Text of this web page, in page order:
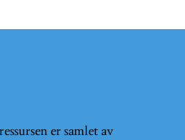
er samlet av